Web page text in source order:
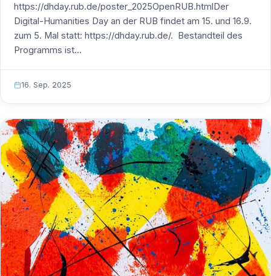
https://dhday.rub.de/poster_2025OpenRUB.htmlDer
Digital-Humanities Day an der RUB findet am 15. und 16.9.
zum 5. Mal statt: https://dhday.rub.de/. Bestandteil des
Programms ist…
16. Sep. 2025